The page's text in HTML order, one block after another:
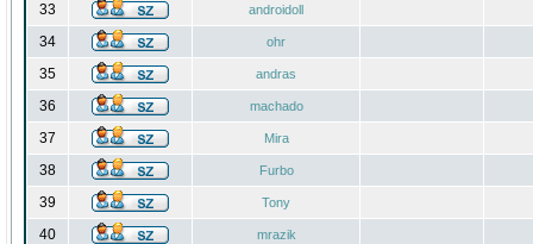
33 androidoll
34 ohr
35 andras
36 machado
37 Mira
38 Furbo
39 Tony
40 mrazik